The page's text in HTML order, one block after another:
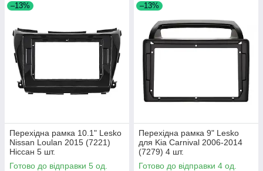
–13%
Перехідна рамка 10.1" Lesko
Nissan Loulan 2015 (7221)
Ніссан 5 шт.
Готово до відправки 5 од.
–13%
Перехідна рамка 9" Lesko
для Kia Carnival 2006-2014
(7279) 4 шт.
Готово до відправки 4 од.